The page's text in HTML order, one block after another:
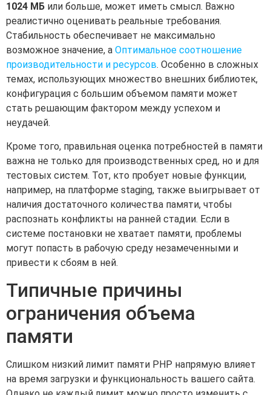
1024 МБ или больше, может иметь смысл. Важно
реалистично оценивать реальные требования.
Стабильность обеспечивает не максимально
возможное значение, а Оптимальное соотношение
производительности и ресурсов. Особенно в сложных
темах, использующих множество внешних библиотек,
конфигурация с большим объемом памяти может
стать решающим фактором между успехом и
неудачей.
Кроме того, правильная оценка потребностей в памяти
важна не только для производственных сред, но и для
тестовых систем. Тот, кто пробует новые функции,
например, на платформе staging, также выигрывает от
наличия достаточного количества памяти, чтобы
распознать конфликты на ранней стадии. Если в
системе постановки не хватает памяти, проблемы
могут попасть в рабочую среду незамеченными и
привести к сбоям в ней.
Типичные причины
ограничения объема
памяти
Слишком низкий лимит памяти PHP напрямую влияет
на время загрузки и функциональность вашего сайта.